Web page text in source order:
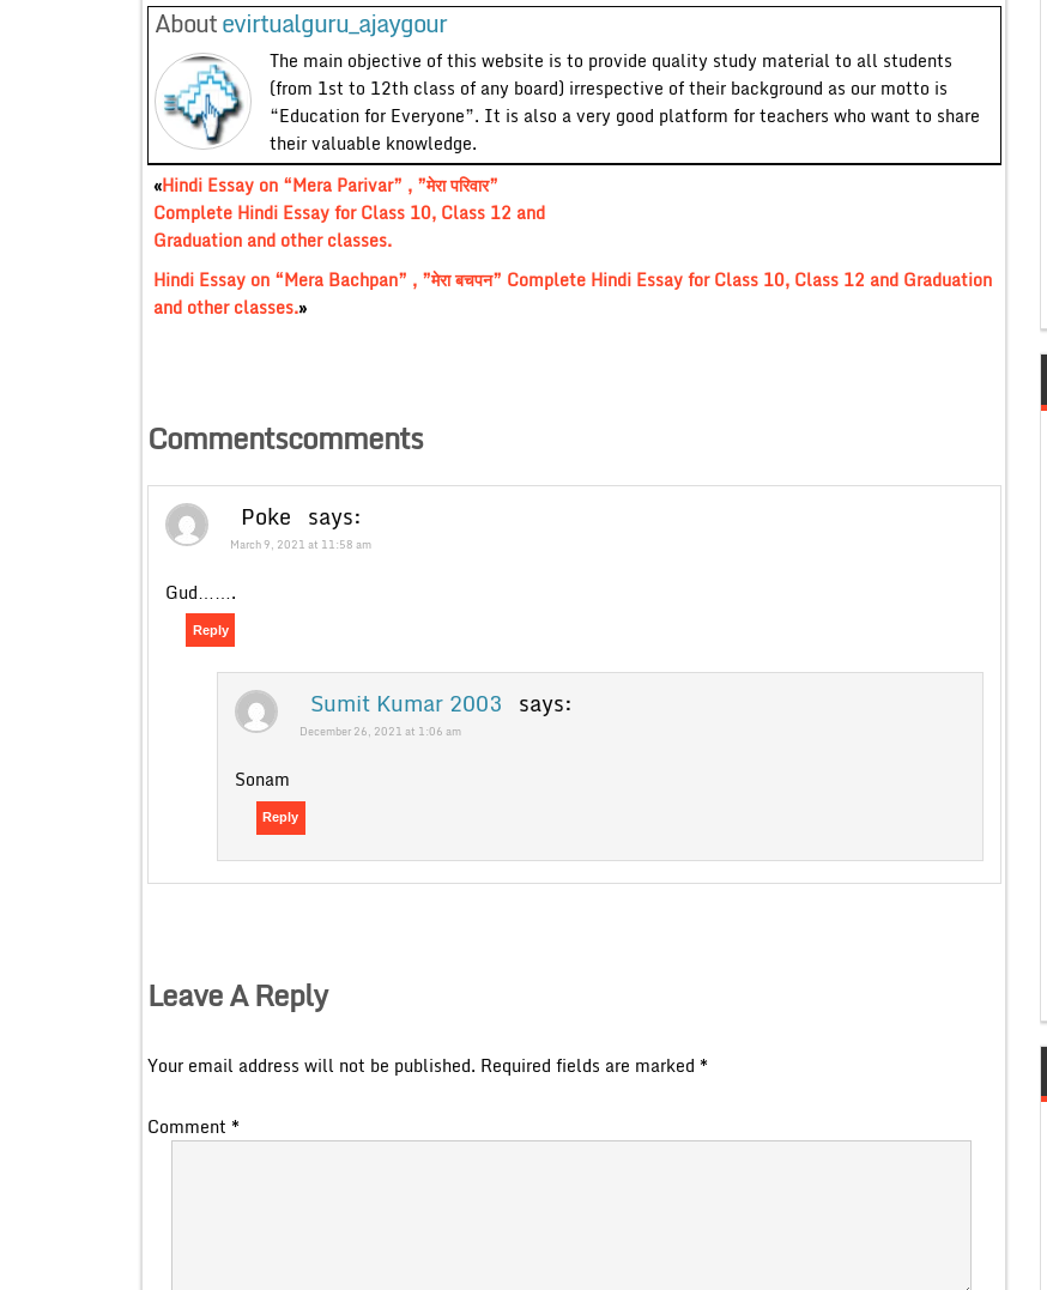
Aboutevirtualguru_ajaygour
The main objective of this website is to provide quality study material to all students
(from 1st to 12th class of any board) irrespective of their background as our motto is
“Education for Everyone”. It is also a very good platform for teachers who want to share
their valuable knowledge.
«Hindi Essay on “Mera Parivar” , ”मेरा परिवार”
Complete Hindi Essay for Class 10, Class 12 and
Graduation and other classes.
Hindi Essay on “Mera Bachpan” , ”मेरा बचपन” Complete Hindi Essay for Class 10, Class 12 and Graduation
and other classes.»
Commentscomments
Poke says:
March 9, 2021 at 11:58 am
Gud…….
Reply
Sumit Kumar 2003 says:
December 26, 2021 at 1:06 am
Sonam
Reply
Leave A Reply
Your email address will not be published. Required fields are marked *
Comment *